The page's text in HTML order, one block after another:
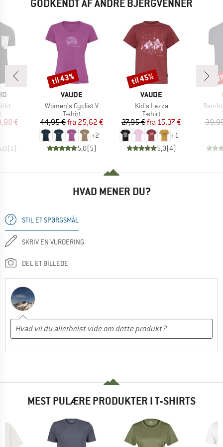
GODKENDT AF ANDRE BJERGVENNER
pris
€
(1)
MÆRKE
VAUDE
Artikel
Women's Cyclist V
Produktgruppe
T-shirt
Pris
44,95 € Nedsat pris
fra 25,62 €
+2
5,0(5)
Rabat
til 43%
MÆRKE
VAUDE
Artikel
Kid's Lezza
Produktgruppe
T-shirt
Pris
27,95 € Nedsat pris
fra 15,37 €
+1
5,0(4)
Rabat
til 45%
Artikel
HVAD MENER DU?
STIL ET SPØRGSMÅL
SKRIV EN VURDERING
DEL ET BILLEDE
MEST PULÆRE PRODUKTER I T-SHIRTS